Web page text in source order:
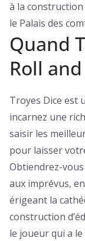
à la
le Palais des
Quand
Roll
Troyes Dice est
incarnez une
saisir les
pour laisser
Obtiendrez-
aux imprévus,
érigeant la
construction
le joueur qui a